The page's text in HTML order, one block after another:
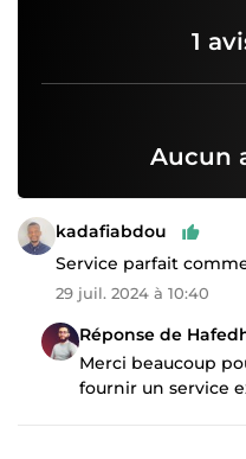
1
Aucun
kadafiabdou
Service parfait
29 juil. 2024 à 10:40
Réponse de
Merci beaucoup
fournir un service